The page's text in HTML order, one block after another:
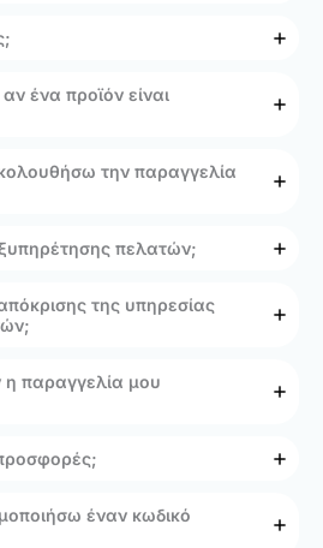
ένα προϊόν είναι
την παραγγελία
πελατών;
απόκρισης της υπηρεσίας
η παραγγελία μου
έναν κωδικό